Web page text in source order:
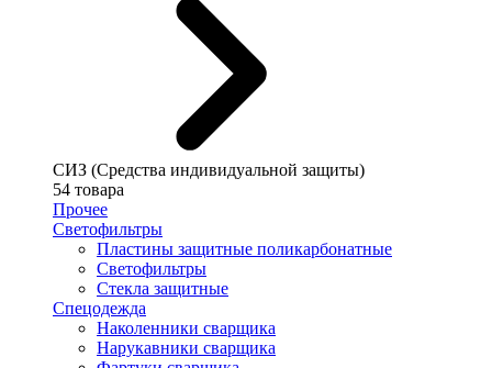
СИЗ (Средства индивидуальной защиты)
54 товара
Прочее
Светофильтры
Пластины защитные поликарбонатные
Светофильтры
Стекла защитные
Спецодежда
Наколенники сварщика
Нарукавники сварщика